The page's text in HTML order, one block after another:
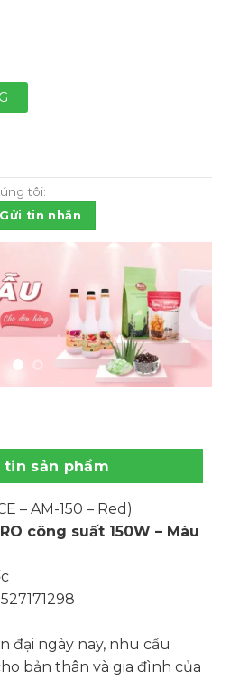
suất 150W - Màu đỏ số
tôi:
Gửi tin nhắn
tin sản phẩm
– AM-150 – Red)
công suất 150W – Màu
đại ngày nay, nhu cầu
bản thân và gia đình của